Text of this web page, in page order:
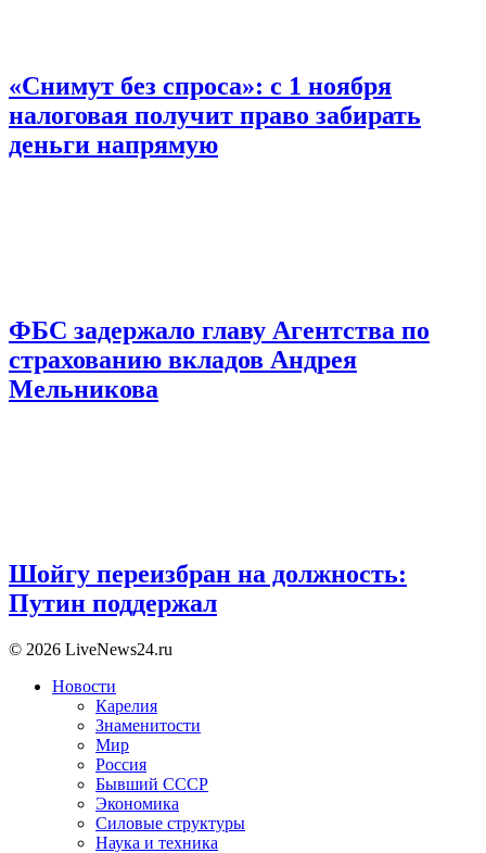
«Снимут без спроса»: с 1 ноября
налоговая получит право забирать
деньги напрямую
ФБС задержало главу Агентства по
страхованию вкладов Андрея
Мельникова
Шойгу переизбран на должность:
Путин поддержал
© 2026 LiveNews24.ru
Новости
Карелия
Знаменитости
Мир
Россия
Бывший СССР
Экономика
Силовые структуры
Наука и техника